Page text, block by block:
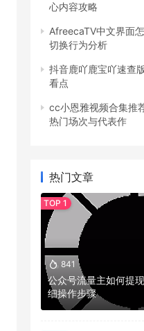
心内容攻略
AfreecaTV中文界面
切换行为分析
抖音鹿吖鹿宝吖速查
看点
cc小恩雅视频合集推
热门场次与代表作
热门文章
841
公众号流量主如何提
细操作步骤